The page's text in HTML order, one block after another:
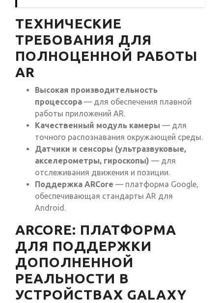
ТЕХНИЧЕСКИЕ
ТРЕБОВАНИЯ ДЛЯ
ПОЛНОЦЕННОЙ РАБОТЫ
AR
Высокая производительность
процессора — для обеспечения плавной
работы приложений AR.
Качественный модуль камеры — для
точного распознавания окружающей среды.
Датчики и сенсоры (ультразвуковые,
акселерометры, гироскопы) — для
отслеживания движения и позиции.
Поддержка ARCore — платформа Google,
обеспечивающая стандарты AR для
Android.
ARCORE: ПЛАТФОРМА
ДЛЯ ПОДДЕРЖКИ
ДОПОЛНЕННОЙ
РЕАЛЬНОСТИ В
УСТРОЙСТВАХ GALAXY